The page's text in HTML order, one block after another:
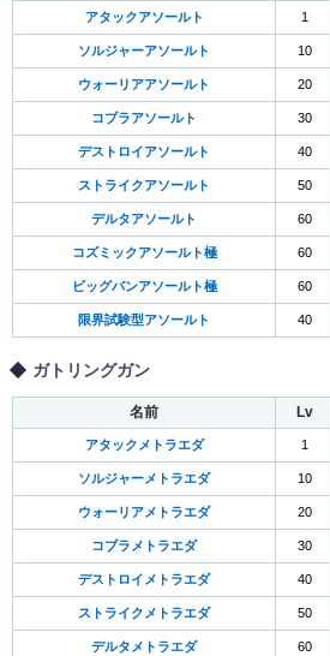
アタックアソールト 1
ソルジャーアソールト 10
ウォーリアアソールト 20
コブラアソールト 30
デストロイアソールト 40
ストライクアソールト 50
デルタアソールト 60
コズミックアソールト極 60
ビッグバンアソールト極 60
限界試験型アソールト 40
ガトリングガン
名前 Lv
アタックメトラエダ 1
ソルジャーメトラエダ 10
ウォーリアメトラエダ 20
コブラメトラエダ 30
デストロイメトラエダ 40
ストライクメトラエダ 50
デルタメトラエダ 60